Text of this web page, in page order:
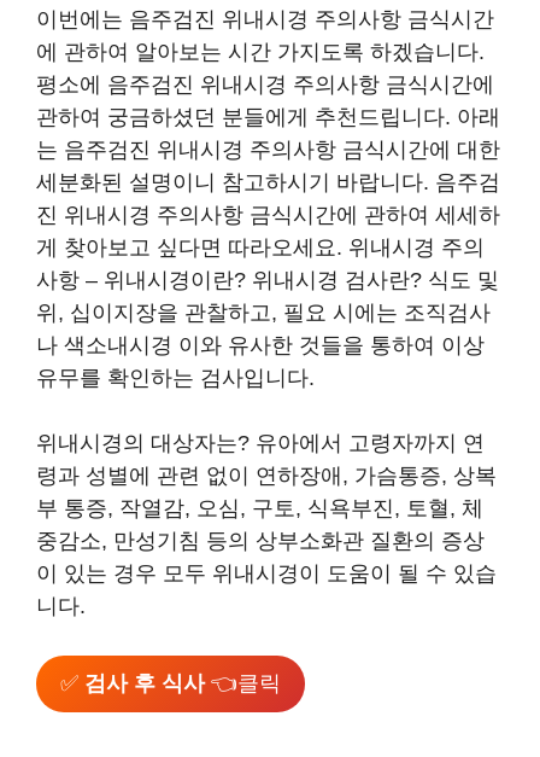
이번에는 음주검진 위내시경 주의사항 금식시간
에 관하여 알아보는 시간 가지도록 하겠습니다.
평소에 음주검진 위내시경 주의사항 금식시간에
관하여 궁금하셨던 분들에게 추천드립니다. 아래
는 음주검진 위내시경 주의사항 금식시간에 대한
세분화된 설명이니 참고하시기 바랍니다. 음주검
진 위내시경 주의사항 금식시간에 관하여 세세하
게 찾아보고 싶다면 따라오세요. 위내시경 주의
사항 – 위내시경이란? 위내시경 검사란? 식도 및
위, 십이지장을 관찰하고, 필요 시에는 조직검사
나 색소내시경 이와 유사한 것들을 통하여 이상
유무를 확인하는 검사입니다.
위내시경의 대상자는? 유아에서 고령자까지 연
령과 성별에 관련 없이 연하장애, 가슴통증, 상복
부 통증, 작열감, 오심, 구토, 식욕부진, 토혈, 체
중감소, 만성기침 등의 상부소화관 질환의 증상
이 있는 경우 모두 위내시경이 도움이 될 수 있습
니다.
✅ 검사 후 식사👈클릭